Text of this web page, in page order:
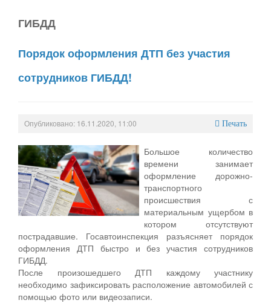
ГИБДД
Порядок оформления ДТП без участия
сотрудников ГИБДД!
Опубликовано: 16.11.2020, 11:00 Печать
Большое количество
времени занимает
оформление дорожно-
транспортного
происшествия с
материальным ущербом в
котором отсутствуют
пострадавшие. Госавтоинспекция разъясняет порядок
оформления ДТП быстро и без участия сотрудников
ГИБДД.
После произошедшего ДТП каждому участнику
необходимо зафиксировать расположение автомобилей с
помощью фото или видеозаписи.